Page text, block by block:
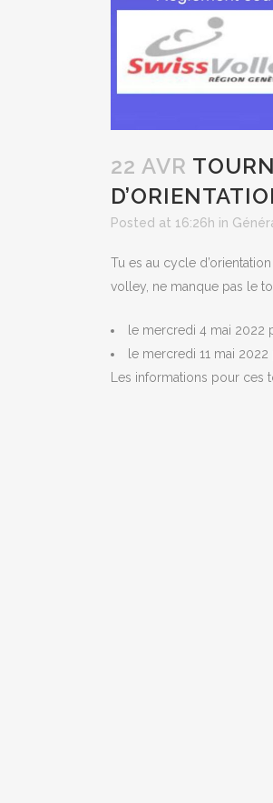
22 AVR
Posted at 16:26h in
Tu es au cycle
volley, ne manque pas le
le mercredi 4 mai 2022
le mercredi 11 mai
Les informations pour ces